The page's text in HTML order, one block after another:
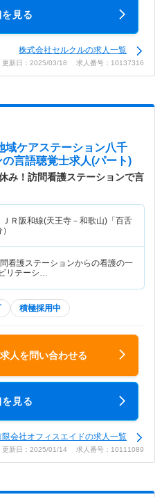
見る
株式会社セルクルの求人一覧
更新日：2025/03/18 求人番号：10137316
域ケアステーション八千
の言語聴覚士求人(パート)
み！訪問看護ステーションで言
ＪＲ阪和線(天王寺－和歌山)「百舌
リテーシ…
積極採用中
人を問い合わせる
見る
限会社オフィスエイドの求人一覧
更新日：2025/01/14 求人番号：10111089